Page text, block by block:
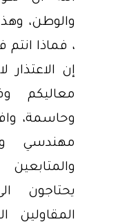
والوطن،
، فماذا
إن
معاليكم
وحاسمة،
مهندسي
يحتاجون
المقاولين